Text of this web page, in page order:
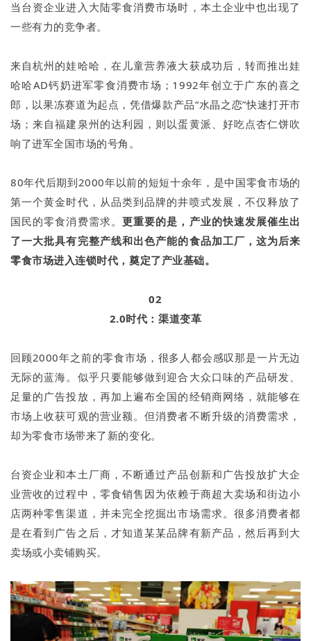
当台资企业进入大陆零食消费市场时，本土企业中也出现了
一些有力的竞争者。
来自杭州的娃哈哈，在儿童营养液大获成功后，转而推出娃
哈哈AD钙奶进军零食消费市场；1992年创立于广东的喜之
郎，以果冻赛道为起点，凭借爆款产品“水晶之恋”快速打开市
场；来自福建泉州的达利园，则以蛋黄派、好吃点杏仁饼吹
响了进军全国市场的号角。
80年代后期到2000年以前的短短十余年，是中国零食市场的
第一个黄金时代，从品类到品牌的井喷式发展，不仅释放了
国民的零食消费需求。 更重要的是，产业的快速发展催生出
了一大批具有完整产线和出色产能的食品加工厂，这为后来
零食市场进入连锁时代，奠定了产业基础。
02
2.0时代：渠道变革
回顾2000年之前的零食市场，很多人都会感叹那是一片无边
无际的蓝海。似乎只要能够做到迎合大众口味的产品研发、
足量的广告投放，再加上遍布全国的经销商网络，就能够在
市场上收获可观的营业额。但消费者不断升级的消费需求，
却为零食市场带来了新的变化。
台资企业和本土厂商，不断通过产品创新和广告投放扩大企
业营收的过程中，零食销售因为依赖于商超大卖场和街边小
店两种零售渠道，并未完全挖掘出市场需求。很多消费者都
是在看到广告之后，才知道某某品牌有新产品，然后再到大
卖场或小卖铺购买。